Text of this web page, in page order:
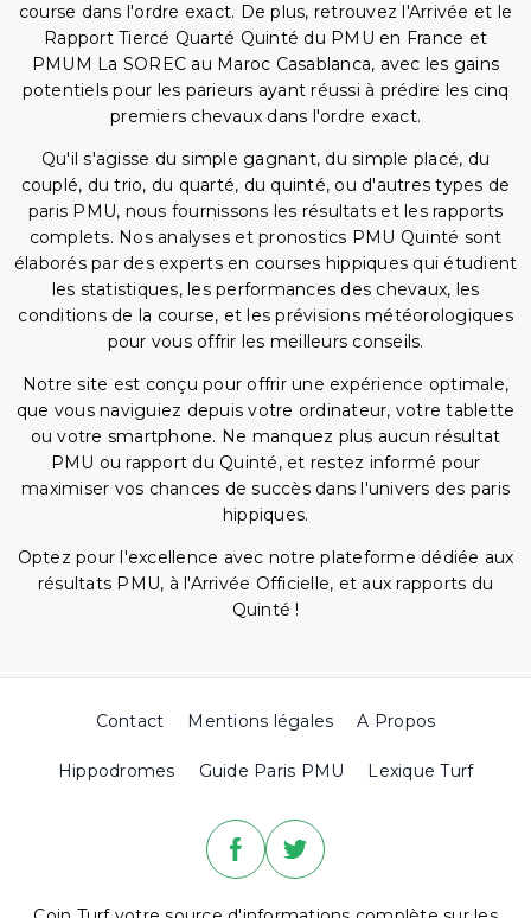
course dans l'ordre exact. De plus, retrouvez l'Arrivée et le
Rapport Tiercé Quarté Quinté du PMU en France et
PMUM La SOREC au Maroc Casablanca, avec les gains
potentiels pour les parieurs ayant réussi à prédire les cinq
premiers chevaux dans l'ordre exact.
Qu'il s'agisse du simple gagnant, du simple placé, du
couplé, du trio, du quarté, du quinté, ou d'autres types de
paris PMU, nous fournissons les résultats et les rapports
complets. Nos analyses et pronostics PMU Quinté sont
élaborés par des experts en courses hippiques qui étudient
les statistiques, les performances des chevaux, les
conditions de la course, et les prévisions météorologiques
pour vous offrir les meilleurs conseils.
Notre site est conçu pour offrir une expérience optimale,
que vous naviguiez depuis votre ordinateur, votre tablette
ou votre smartphone. Ne manquez plus aucun résultat
PMU ou rapport du Quinté, et restez informé pour
maximiser vos chances de succès dans l'univers des paris
hippiques.
Optez pour l'excellence avec notre plateforme dédiée aux
résultats PMU, à l'Arrivée Officielle, et aux rapports du
Quinté !
Contact Mentions légales A Propos
Hippodromes Guide Paris PMU Lexique Turf